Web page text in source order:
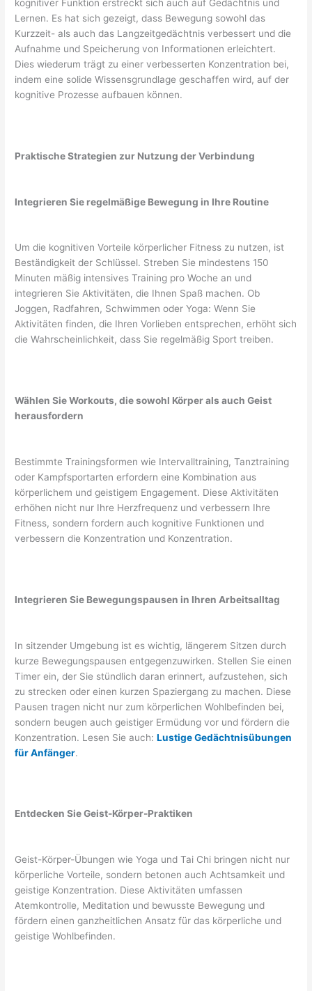
kognitiver Funktion erstreckt sich auch auf Gedächtnis und
Lernen. Es hat sich gezeigt, dass Bewegung sowohl das
Kurzzeit- als auch das Langzeitgedächtnis verbessert und die
Aufnahme und Speicherung von Informationen erleichtert.
Dies wiederum trägt zu einer verbesserten Konzentration bei,
indem eine solide Wissensgrundlage geschaffen wird, auf der
kognitive Prozesse aufbauen können.
Praktische Strategien zur Nutzung der Verbindung
Integrieren Sie regelmäßige Bewegung in Ihre Routine
Um die kognitiven Vorteile körperlicher Fitness zu nutzen, ist
Beständigkeit der Schlüssel. Streben Sie mindestens 150
Minuten mäßig intensives Training pro Woche an und
integrieren Sie Aktivitäten, die Ihnen Spaß machen. Ob
Joggen, Radfahren, Schwimmen oder Yoga: Wenn Sie
Aktivitäten finden, die Ihren Vorlieben entsprechen, erhöht sich
die Wahrscheinlichkeit, dass Sie regelmäßig Sport treiben.
Wählen Sie Workouts, die sowohl Körper als auch Geist
herausfordern
Bestimmte Trainingsformen wie Intervalltraining, Tanztraining
oder Kampfsportarten erfordern eine Kombination aus
körperlichem und geistigem Engagement. Diese Aktivitäten
erhöhen nicht nur Ihre Herzfrequenz und verbessern Ihre
Fitness, sondern fordern auch kognitive Funktionen und
verbessern die Konzentration und Konzentration.
Integrieren Sie Bewegungspausen in Ihren Arbeitsalltag
In sitzender Umgebung ist es wichtig, längerem Sitzen durch
kurze Bewegungspausen entgegenzuwirken. Stellen Sie einen
Timer ein, der Sie stündlich daran erinnert, aufzustehen, sich
zu strecken oder einen kurzen Spaziergang zu machen. Diese
Pausen tragen nicht nur zum körperlichen Wohlbefinden bei,
sondern beugen auch geistiger Ermüdung vor und fördern die
Konzentration. Lesen Sie auch:Lustige Gedächtnisübungen
für Anfänger.
Entdecken Sie Geist-Körper-Praktiken
Geist-Körper-Übungen wie Yoga und Tai Chi bringen nicht nur
körperliche Vorteile, sondern betonen auch Achtsamkeit und
geistige Konzentration. Diese Aktivitäten umfassen
Atemkontrolle, Meditation und bewusste Bewegung und
fördern einen ganzheitlichen Ansatz für das körperliche und
geistige Wohlbefinden.